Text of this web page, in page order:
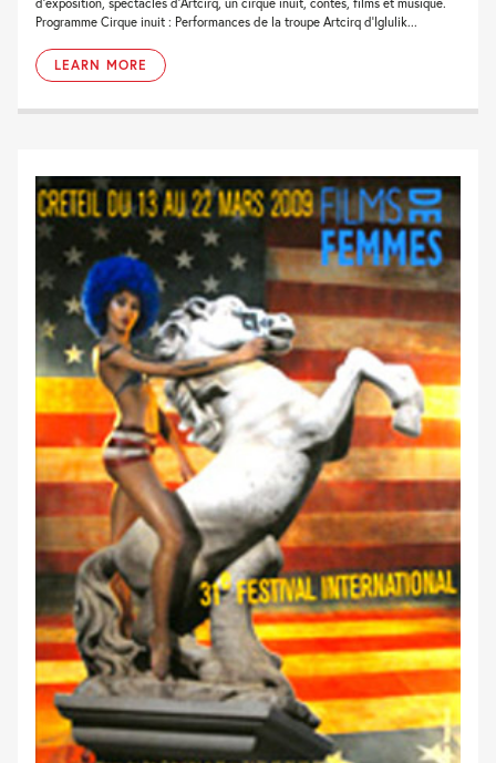
Programme Cirque inuit : Performances de la troupe Artcirq d’Iglulik...
LEARN MORE